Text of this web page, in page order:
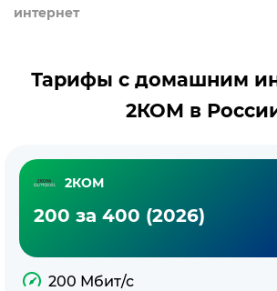
интернет
Тарифы с домашним
2КОМ в
2КОМ
200 за 400 (2026)
200 Мбит/с